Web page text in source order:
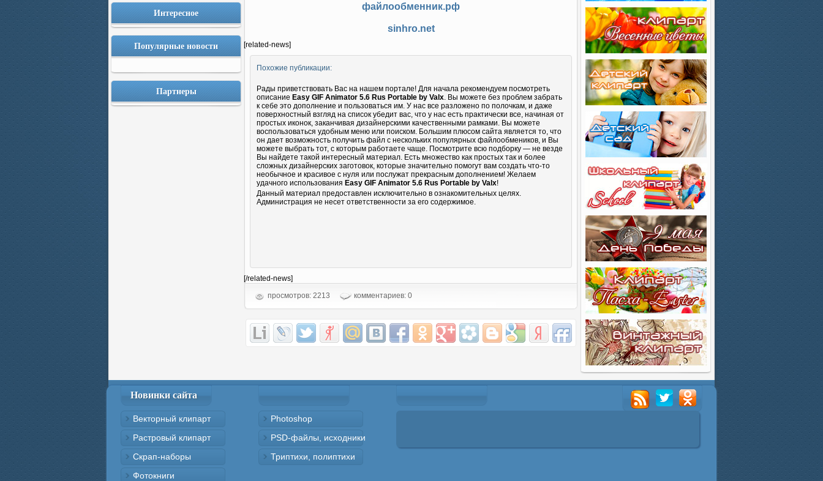
Интересное
Популярные новости
Партнеры
файлообменник.рф
sinhro.net
[related-news]
Похожие публикации:
Рады приветствовать Вас на нашем портале! Для начала рекомендуем посмотреть
описание Easy GIF Animator 5.6 Rus Portable by Valx. Вы можете без проблем забрать
к себе это дополнение и пользоваться им. У нас все разложено по полочкам, и даже
поверхностный взгляд на список убедит вас, что у нас есть практически все, начиная от
простых иконок, заканчивая дизайнерскими качественными рамками. Вы можете
воспользоваться удобным меню или поиском. Большим плюсом сайта является то, что
он дает возможность получить файл с нескольких популярных файлообмеников, и Вы
можете выбрать тот, с которым работаете чаще. Посмотрите всю подборку — не везде
Вы найдете такой интересный материал. Есть множество как простых так и более
сложных дизайнерских заготовок, которые значительно помогут вам создать что-то
необычное и красивое с нуля или послужат прекрасным дополнением! Желаем
удачного использования Easy GIF Animator 5.6 Rus Portable by Valx!
Данный материал предоставлен исключительно в ознакомительных целях.
Администрация не несет ответственности за его содержимое.
[/related-news]
просмотров: 2213
комментариев: 0
Новинки сайта
Векторный клипарт
Растровый клипарт
Скрап-наборы
Фотокниги
Photoshop
PSD-файлы, исходники
Триптихи, полиптихи